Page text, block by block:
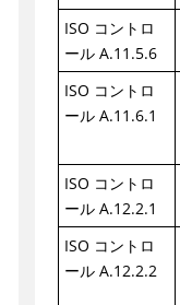
ISO コントロ
ール A.11.5.6
ISO コントロ
ール A.11.6.1
ISO コントロ
ール A.12.2.1
ISO コントロ
ール A.12.2.2